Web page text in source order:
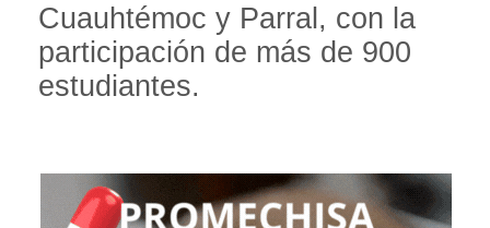
Cuauhtémoc y Parral, con la
participación de más de 900
estudiantes.